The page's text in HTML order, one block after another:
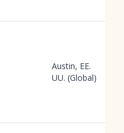
Austin, EE.
UU. (Global)